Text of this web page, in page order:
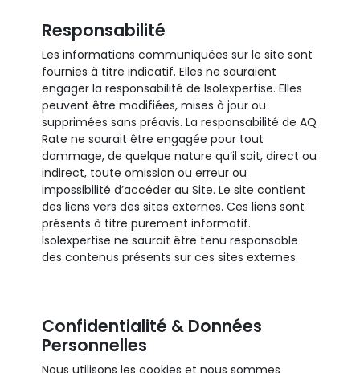
Responsabilité
Les informations communiquées sur le site sont
fournies à titre indicatif. Elles ne sauraient
engager la responsabilité de Isolexpertise. Elles
peuvent être modifiées, mises à jour ou
supprimées sans préavis. La responsabilité de AQ
Rate ne saurait être engagée pour tout
dommage, de quelque nature qu’il soit, direct ou
indirect, toute omission ou erreur ou
impossibilité d’accéder au Site. Le site contient
des liens vers des sites externes. Ces liens sont
présents à titre purement informatif.
Isolexpertise ne saurait être tenu responsable
des contenus présents sur ces sites externes.
Confidentialité & Données
Personnelles
Nous utilisons les cookies et nous sommes